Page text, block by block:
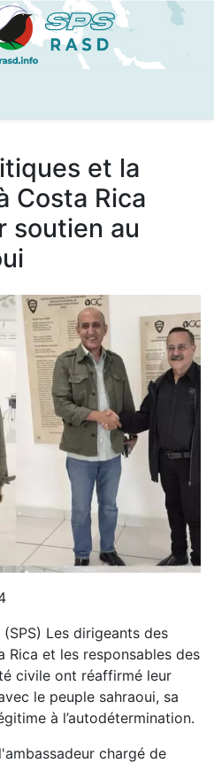
Aller
au
contenu
et la
Costa Rica
soutien au
Les dirigeants des
et les responsables des
civile ont réaffirmé leur
le peuple sahraoui, sa
à l’autodétermination.
chargé de